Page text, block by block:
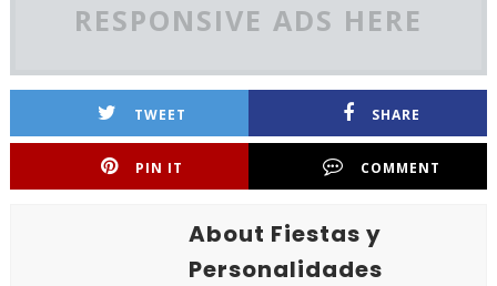
RESPONSIVE ADS HERE
TWEET SHARE
PIN IT COMMENT
About Fiestas y
Personalidades